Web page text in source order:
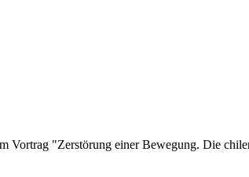
Vortrag "Zerstörung einer Bewegung. Die